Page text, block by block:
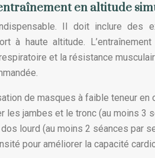
en altitude
Il doit inclure des
à haute altitude.
et la résistance
de masques à faible teneur en
les jambes et le tronc (au moins 3
lourd (au moins 2 séances par
pour améliorer la capacité